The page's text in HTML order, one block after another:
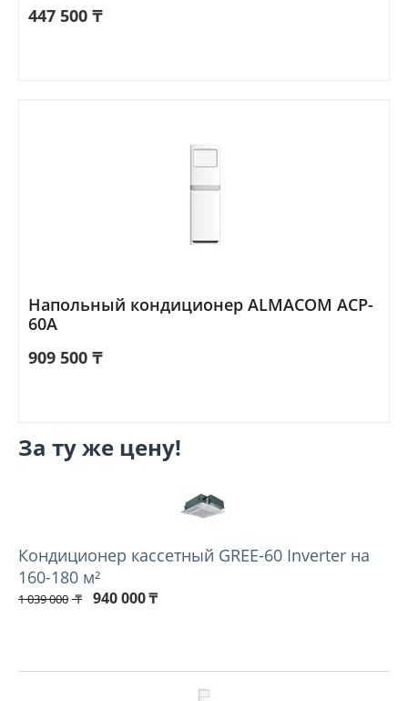
447 500 ₸
Напольный кондиционер ALMACOM ACP-
60A
909 500 ₸
За ту же цену!
Кондиционер кассетный GREE-60 Inverter на
160-180 м²
1 039 000 ₸ 940 000₸